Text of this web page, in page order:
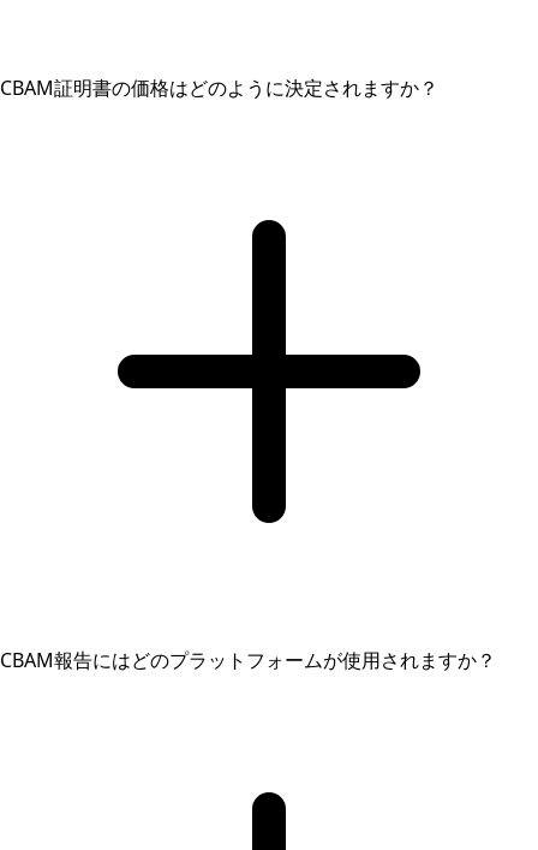
CBAM証明書の価格はどのように決定されますか？
CBAM報告にはどのプラットフォームが使用されますか？